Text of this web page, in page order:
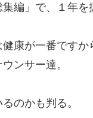
編」で、１年
康が一番ですか
ンサー達。
のかも判る。